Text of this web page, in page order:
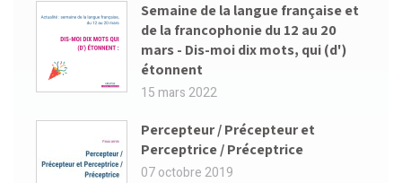
Semaine de la langue française et
de la francophonie du 12 au 20
mars - Dis-moi dix mots, qui (d')
étonnent
15 mars 2022
Percepteur / Précepteur et
Perceptrice / Préceptrice
07 octobre 2019